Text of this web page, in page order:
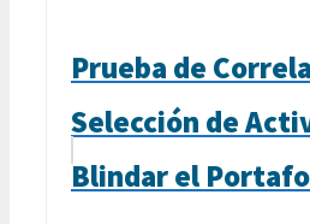
Prueba de
Selección de
Blindar el